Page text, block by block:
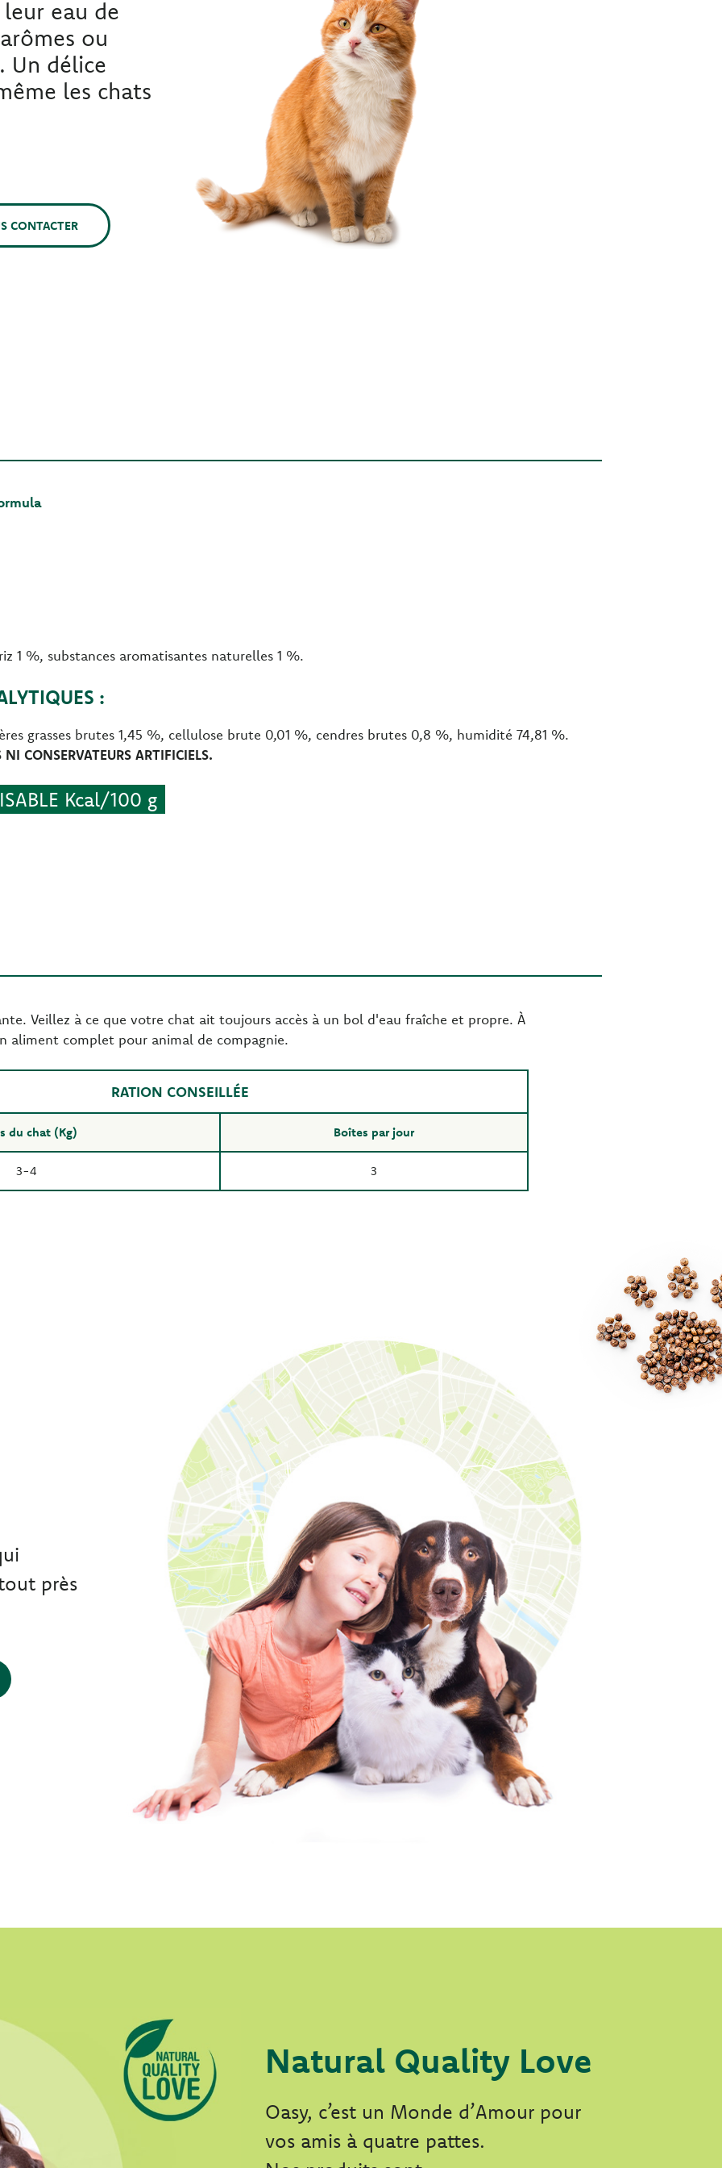
eau de
ou
Un délice
les chats
CONTACTER
1 %, substances aromatisantes naturelles 1 %.
:
grasses brutes 1,45 %, cellulose brute 0,01 %, cendres brutes 0,8 %, humidité 74,81 %.
CONSERVATEURS ARTIFICIELS.
Kcal/100 g
Veillez à ce que votre chat ait toujours accès à un bol d'eau fraîche et propre. À
aliment complet pour animal de compagnie.
RATION CONSEILLÉE
du chat (Kg) Boîtes par jour
3-4 3
près
Natural Quality Love
Oasy, c’est un Monde d’Amour pour
vos amis à quatre pattes.